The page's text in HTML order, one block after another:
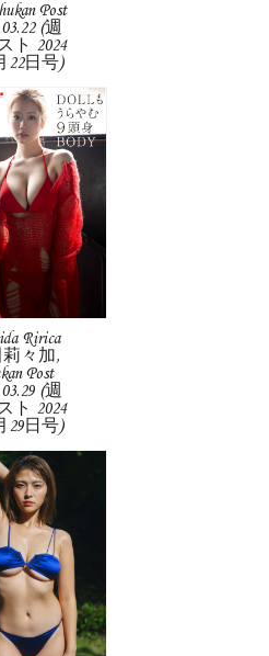
Post
(週
ト 2024
22日号)
Ririca
々加,
Post
(週
ト 2024
29日号)